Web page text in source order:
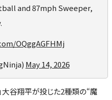
and 87mph Sweeper,
OQggAGFHMj
May 14, 2026
大谷翔平が投じた2種類の“魔